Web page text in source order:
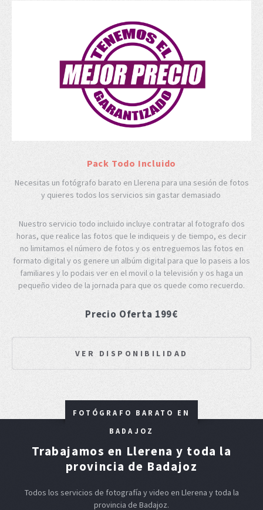
Pack Todo Incluido
Necesitas un fotógrafo barato en Llerena para una sesión de fotos
y quieres todos los servicios sin gastar demasiado
Nuestro servicio todo incluido incluye contratar al fotografo dos
horas, que realice las fotos que le indiqueis y de tiempo, es decir
no limitamos el número de fotos y os entreguemos las fotos en
formato digital y os genere un albúm digital para que lo paseis a los
familiares y lo podais ver en el movil o la televisión y os haga un
pequeño video de la jornada para que os quede como recuerdo.
Precio Oferta 199€
VER DISPONIBILIDAD
FOTÓGRAFO BARATO EN
BADAJOZ
Trabajamos en Llerena y toda la
provincia de Badajoz
Todos los servicios de fotografía y video en Llerena y toda la
provincia de Badajoz.